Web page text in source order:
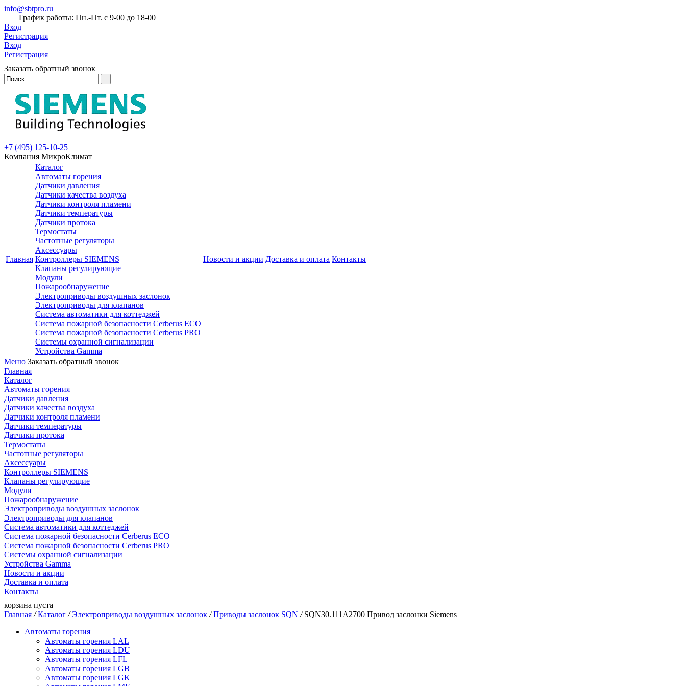
info@sbtpro.ru
График работы: Пн.-Пт. с 9-00 до 18-00
Вход
Регистрация
Вход
Регистрация
Заказать обратный звонок
+7 (495) 125-10-25
Компания МикроКлимат
Главная
Каталог
Автоматы горения
Датчики давления
Датчики качества воздуха
Датчики контроля пламени
Датчики температуры
Датчики протока
Термостаты
Частотные регуляторы
Аксессуары
Контроллеры SIEMENS
Клапаны регулирующие
Модули
Пожарообнаружение
Электроприводы воздушных заслонок
Электроприводы для клапанов
Система автоматики для коттеджей
Система пожарной безопасности Cerberus ECO
Система пожарной безопасности Cerberus PRO
Системы охранной сигнализации
Устройства Gamma
Новости и акции Доставка и оплата Контакты
Меню Заказать обратный звонок
Главная
Каталог
Автоматы горения
Датчики давления
Датчики качества воздуха
Датчики контроля пламени
Датчики температуры
Датчики протока
Термостаты
Частотные регуляторы
Аксессуары
Контроллеры SIEMENS
Клапаны регулирующие
Модули
Пожарообнаружение
Электроприводы воздушных заслонок
Электроприводы для клапанов
Система автоматики для коттеджей
Система пожарной безопасности Cerberus ECO
Система пожарной безопасности Cerberus PRO
Системы охранной сигнализации
Устройства Gamma
Новости и акции
Доставка и оплата
Контакты
корзина пуста
Главная / Каталог / Электроприводы воздушных заслонок / Приводы заслонок SQN / SQN30.111A2700 Привод заслонки Siemens
Автоматы горения
Автоматы горения LAL
Автоматы горения LDU
Автоматы горения LFL
Автоматы горения LGB
Автоматы горения LGK